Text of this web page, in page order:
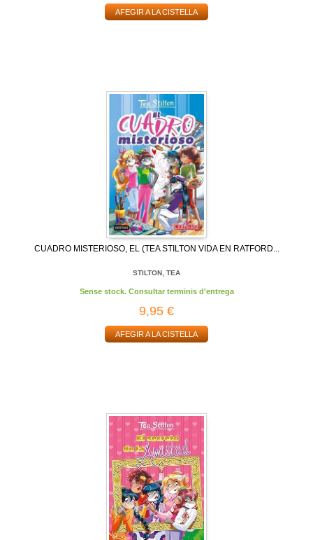
AFEGIR A LA CISTELLA
CUADRO MISTERIOSO, EL (TEA STILTON VIDA EN RATFORD...
STILTON, TEA
Sense stock. Consultar terminis d'entrega
9,95 €
AFEGIR A LA CISTELLA